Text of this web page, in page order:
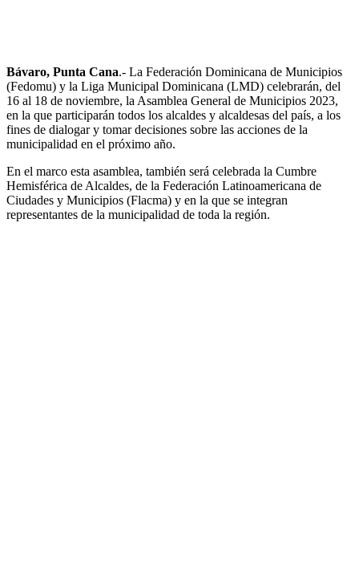
Bávaro, Punta Cana.- La Federación Dominicana de Municipios
(Fedomu) y la Liga Municipal Dominicana (LMD) celebrarán, del
16 al 18 de noviembre, la Asamblea General de Municipios 2023,
en la que participarán todos los alcaldes y alcaldesas del país, a los
fines de dialogar y tomar decisiones sobre las acciones de la
municipalidad en el próximo año.
En el marco esta asamblea, también será celebrada la Cumbre
Hemisférica de Alcaldes, de la Federación Latinoamericana de
Ciudades y Municipios (Flacma) y en la que se integran
representantes de la municipalidad de toda la región.